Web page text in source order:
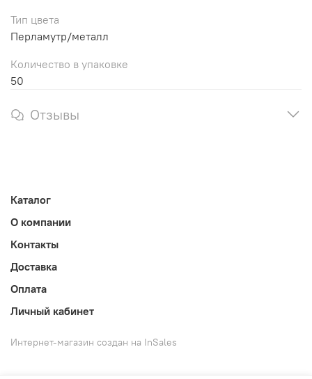
Тип цвета
Перламутр/металл
Количество в упаковке
50
Отзывы
Каталог
О компании
Контакты
Доставка
Оплата
Личный кабинет
Интернет-магазин создан на InSales